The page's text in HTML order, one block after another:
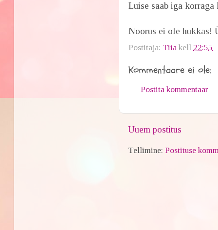
Luise saab iga
Noorus ei ole hukkas!
Postitaja: Tiia kell 22:55
Kommentaare ei ole:
Postita kommentaar
Uuem postitus
Tellimine:Postituse